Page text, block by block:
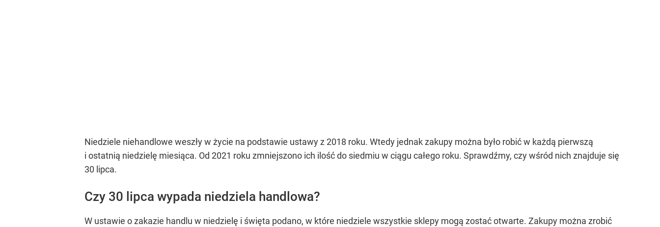
Niedziele niehandlowe weszły w życie na podstawie ustawy z 2018 roku. Wtedy jednak zakupy można było robić w każdą pierwszą
i ostatnią niedzielę miesiąca. Od 2021 roku zmniejszono ich ilość do siedmiu w ciągu całego roku. Sprawdźmy, czy wśród nich znajduje się
30 lipca.
Czy 30 lipca wypada niedziela handlowa?
W ustawie o zakazie handlu w niedzielę i święta podano, w które niedziele wszystkie sklepy mogą zostać otwarte. Zakupy można zrobić